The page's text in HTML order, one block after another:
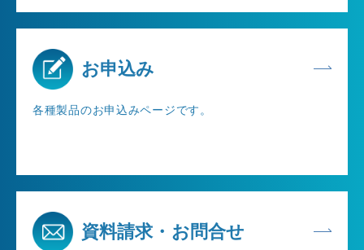
お申込み
各種製品のお申込みページです。
資料請求・お問合せ